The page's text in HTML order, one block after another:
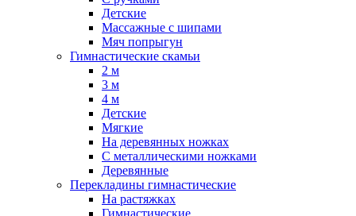
Детские
Массажные с шипами
Мяч попрыгун
Гимнастические скамьи
2 м
3 м
4 м
Детские
Мягкие
На деревянных ножках
С металлическими ножками
Деревянные
Перекладины гимнастические
На растяжках
Гимнастические